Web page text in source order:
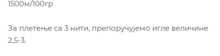
1500м/100гр
За плетење са 3 нити, препоручујемо игле величине
2,5-3.